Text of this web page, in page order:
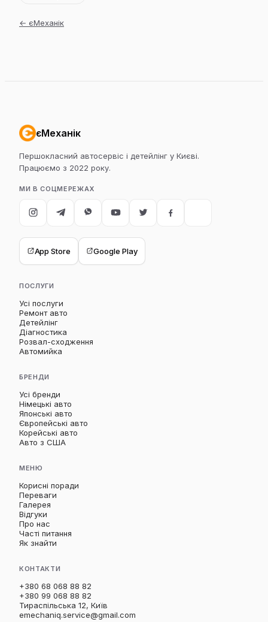
← єМеханік
єМеханік
Першокласний автосервіс і детейлінг у Києві.
Працюємо з 2022 року.
МИ В СОЦМЕРЕЖАХ
App Store Google Play
ПОСЛУГИ
Усі послуги
Ремонт авто
Детейлінг
Діагностика
Розвал-сходження
Автомийка
БРЕНДИ
Усі бренди
Німецькі авто
Японські авто
Європейські авто
Корейські авто
Авто з США
МЕНЮ
Корисні поради
Переваги
Галерея
Відгуки
Про нас
Часті питання
Як знайти
КОНТАКТИ
+380 68 068 88 82
+380 99 068 88 82
Тираспільська 12, Київ
emechaniq.service@gmail.com